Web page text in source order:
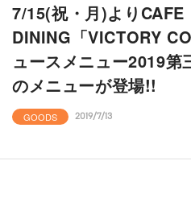
7/15(祝・月)よりCAFE
DINING「VICTORY
ュースメニュー2019第
のメニューが登場!!
GOODS 2019/7/13